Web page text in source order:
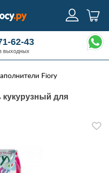
62-43
выходных
Fiory
кукурузный для